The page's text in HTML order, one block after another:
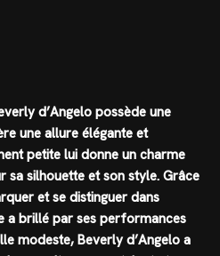
d’Angelo possède une
une allure élégante et
petite lui donne un charme
sa silhouette et son style. Grâce
et se distinguer dans
a brillé par ses performances
modeste, Beverly d’Angelo a